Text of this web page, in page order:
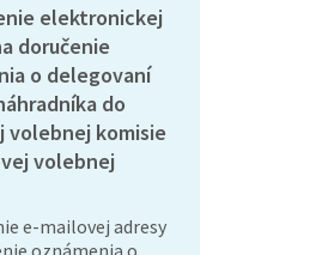
elektronickej
doručenie
o delegovaní
do
volebnej komisie
volebnej
e-mailovej adresy
oznámenia o